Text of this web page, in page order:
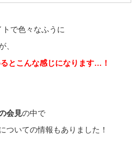
で色々なふうに
、
とこんな感じになります…！
会見の中で
ついての情報もありました！